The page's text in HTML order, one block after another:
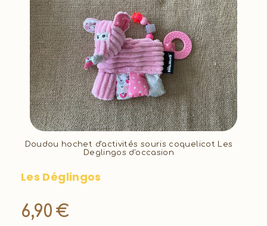
Doudou hochet d'activités souris coquelicot Les
Deglingos d'occasion
Les Déglingos
6,90 €